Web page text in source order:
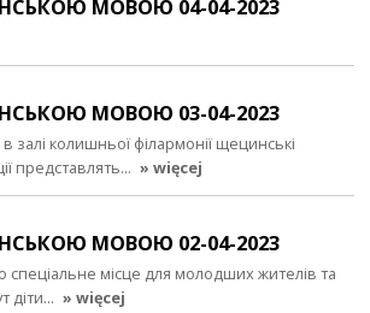
МОВОЮ 04-04-2023
МОВОЮ 03-04-2023
залі колишньої філармонії щецинські
представлять… » więcej
МОВОЮ 02-04-2023
спеціальне місце для молодших жителів та
діти… » więcej